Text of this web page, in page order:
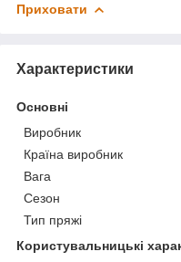
Приховати
Характеристики
Основні
Виробник
Країна виробник
Вага
Сезон
Тип пряжі
Користувальницькі